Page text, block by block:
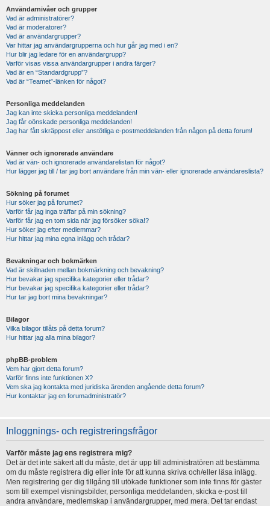
Användarnivåer och grupper
Vad är administratörer?
Vad är moderatorer?
Vad är användargrupper?
Var hittar jag användargrupperna och hur går jag med i en?
Hur blir jag ledare för en användargrupp?
Varför visas vissa användargrupper i andra färger?
Vad är en “Standardgrupp”?
Vad är “Teamet”-länken för något?
Personliga meddelanden
Jag kan inte skicka personliga meddelanden!
Jag får oönskade personliga meddelanden!
Jag har fått skräppost eller anstötliga e-postmeddelanden från någon på detta forum!
Vänner och ignorerade användare
Vad är vän- och ignorerade användarelistan för något?
Hur lägger jag till / tar jag bort användare från min vän- eller ignorerade användareslista?
Sökning på forumet
Hur söker jag på forumet?
Varför får jag inga träffar på min sökning?
Varför får jag en tom sida när jag försöker söka!?
Hur söker jag efter medlemmar?
Hur hittar jag mina egna inlägg och trådar?
Bevakningar och bokmärken
Vad är skillnaden mellan bokmärkning och bevakning?
Hur bevakar jag specifika kategorier eller trådar?
Hur bevakar jag specifika kategorier eller trådar?
Hur tar jag bort mina bevakningar?
Bilagor
Vilka bilagor tillåts på detta forum?
Hur hittar jag alla mina bilagor?
phpBB-problem
Vem har gjort detta forum?
Varför finns inte funktionen X?
Vem ska jag kontakta med juridiska ärenden angående detta forum?
Hur kontaktar jag en forumadministratör?
Inloggnings- och registreringsfrågor
Varför måste jag ens registrera mig?
Det är det inte säkert att du måste, det är upp till administratören att bestämma
om du måste registrera dig eller inte för att kunna skriva och/eller läsa inlägg.
Men registrering ger dig tillgång till utökade funktioner som inte finns för gäster
som till exempel visningsbilder, personliga meddelanden, skicka e-post till
andra användare, medlemskap i användargrupper, med mera. Det tar endast